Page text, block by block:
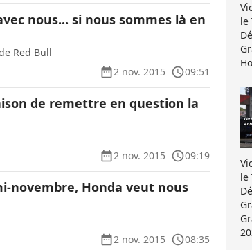
nous... si nous sommes là en
Red Bull
2 nov. 2015
09:51
de remettre en question la
2 nov. 2015
09:19
novembre, Honda veut nous
2 nov. 2015
08:35
le
le